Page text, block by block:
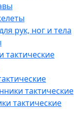
рук, ног и тела
тактические
тактические
тактические